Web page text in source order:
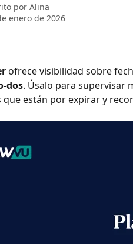
por Alina
enero de 2026
ofrece visibilidad sobre
dos. Úsalo para supervisar
están por expirar y